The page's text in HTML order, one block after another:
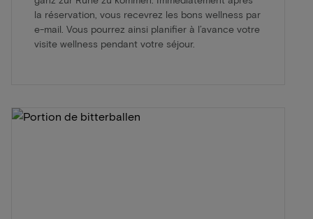
la réservation, vous recevrez les bons wellness par
e-mail. Vous pourrez ainsi planifier à l’avance votre
visite wellness pendant votre séjour.